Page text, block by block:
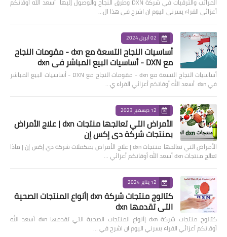
أعزائي القراء يسرني اليوم ان اشرح في هذا ال…
02 أبريل 2024
أساسيات النجاح التسعة مع dxn - مقومات النجاح
مع DXN - أساسيات البيع المباشر في dxn
أساسيات النجاح التسعة مع dxn - مقومات النجاح مع DXN - أساسيات البيع المباشر
في dxn أسعد الله أوقاتكم أعزائي القراء ي…
12 ديسمبر 2023
الأمراض التي تعالجها منتجات dxn | علاج الأمراض
بمنتجات شركة دي إكس إن
الأمراض التي تعالجها منتجات dxn | علاج الأمراض بمكملات شركة دي إكس إن | ماذا
تعالج منتجات dxn أسعد الله أوقاتكم أعزائي …
12 يناير 2024
كتالوج منتجات شركة dxn |أنواع المنتجات الصحية
التي تقدمها dxn
كتالوج منتجات شركة dxn |أنواع المنتجات الصحية التي تقدمها dxn أسعد الله
أوقاتكم أعزائي القراء يسرني اليوم ان اشرح في …